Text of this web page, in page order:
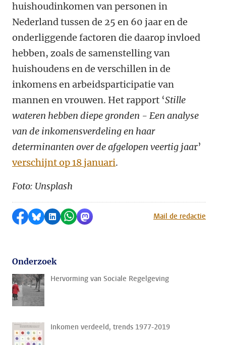
huishoudinkomen van personen in
Nederland tussen de 25 en 60 jaar en de
onderliggende factoren die daarop invloed
hebben, zoals de samenstelling van
huishoudens en de verschillen in de
inkomens en arbeidsparticipatie van
mannen en vrouwen. Het rapport ‘Stille
wateren hebben diepe gronden - Een analyse
van de inkomensverdeling en haar
determinanten over de afgelopen veertig jaar’
verschijnt op 18 januari.
Foto: Unsplash
Delen op Facebook
Delen via Bluesky
Delen op LinkedIn
Delen via WhatsApp
Delen via MastodonMail de redactie
Onderzoek
Hervorming van Sociale Regelgeving
Inkomen verdeeld, trends 1977-2019